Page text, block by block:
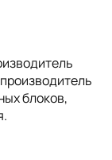
блоков,